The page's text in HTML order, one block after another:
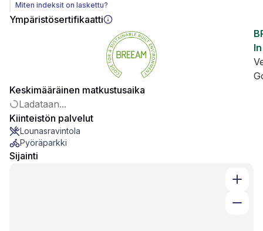
Miten indeksit on laskettu?
Ympäristösertifikaatti
Keskimääräinen matkustusaika
Ladataan...
Kiinteistön palvelut
Lounasravintola
Pyöräparkki
Sijainti